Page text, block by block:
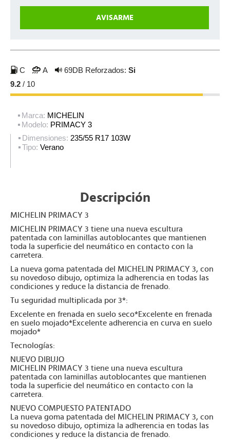
C A 69DB Reforzados: Si
9.2 / 10
Marca: MICHELIN
Modelo: PRIMACY 3
Dimensiones: 235/55 R17 103W
Tipo: Verano
Descripción
MICHELIN PRIMACY 3
MICHELIN PRIMACY 3 tiene una nueva escultura
patentada con laminillas autoblocantes que mantienen
toda la superficie del neumático en contacto con la
carretera.
La nueva goma patentada del MICHELIN PRIMACY 3, con
su novedoso dibujo, optimiza la adherencia en todas las
condiciones y reduce la distancia de frenado.
Tu seguridad multiplicada por 3*:
Excelente en frenada en suelo seco*Excelente en frenada
en suelo mojado*Excelente adherencia en curva en suelo
mojado*
Tecnologías:
NUEVO DIBUJO
MICHELIN PRIMACY 3 tiene una nueva escultura
patentada con laminillas autoblocantes que mantienen
toda la superficie del neumático en contacto con la
carretera.
NUEVO COMPUESTO PATENTADO
La nueva goma patentada del MICHELIN PRIMACY 3, con
su novedoso dibujo, optimiza la adherencia en todas las
condiciones y reduce la distancia de frenado.